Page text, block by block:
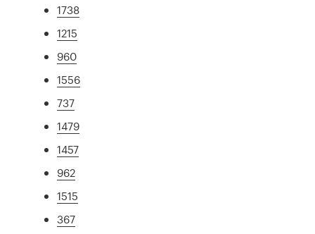
1738
1215
960
1556
737
1479
1457
962
1515
367